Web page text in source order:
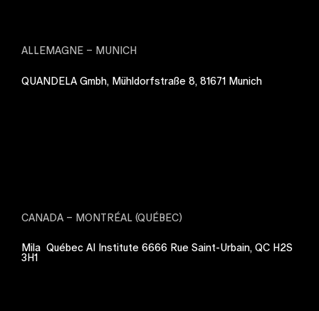
ALLEMAGNE – MUNICH
QUANDELA Gmbh, Mühldorfstraße 8, 81671 Munich
CANADA – MONTRÉAL (QUÉBEC)
Mila Québec AI Institute 6666 Rue Saint-Urbain, QC H2S
3H1